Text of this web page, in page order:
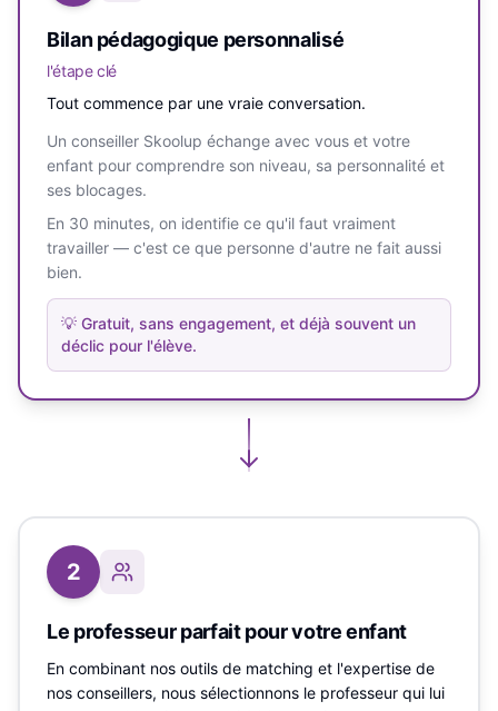
Bilan pédagogique personnalisé
l'étape clé
Tout commence par une vraie conversation.
Un conseiller Skoolup échange avec vous et votre
enfant pour comprendre son niveau, sa personnalité et
ses blocages.
En 30 minutes, on identifie ce qu'il faut vraiment
travailler — c'est ce que personne d'autre ne fait aussi
bien.
💡 Gratuit, sans engagement, et déjà souvent un
déclic pour l'élève.
2
Le professeur parfait pour votre enfant
En combinant nos outils de matching et l'expertise de
nos conseillers, nous sélectionnons le professeur qui lui